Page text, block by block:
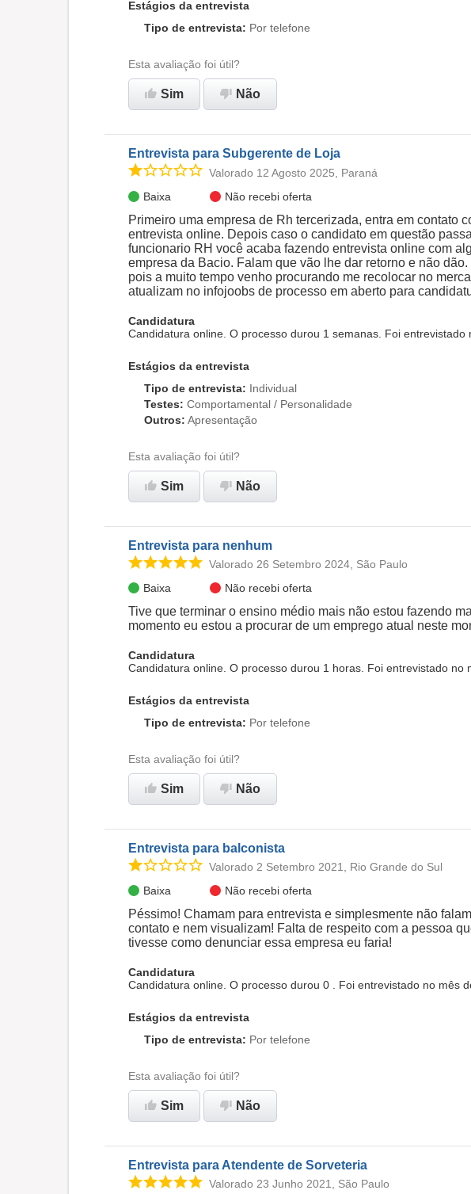
Estágios da entrevista
Tipo de entrevista: Por telefone
Esta avaliação foi útil?
Sim Não
Entrevista para Subgerente de Loja
Valorado 12 Agosto 2025, Paraná
Baixa
Não recebi oferta
Primeiro uma empresa de Rh tercerizada, entra em contato
entrevista online. Depois caso o candidato em questão
funcionario RH você acaba fazendo entrevista online com
empresa da Bacio. Falam que vão lhe dar retorno e não
pois a muito tempo venho procurando me recolocar no
atualizam no infojoobs de processo em aberto para
Candidatura
Candidatura online. O processo durou 1 semanas. Foi entrevistado
Estágios da entrevista
Tipo de entrevista: Individual
Testes: Comportamental / Personalidade
Outros: Apresentação
Esta avaliação foi útil?
Sim Não
Entrevista para nenhum
Valorado 26 Setembro 2024, São Paulo
Baixa
Não recebi oferta
Tive que terminar o ensino médio mais não estou fazendo
momento eu estou a procurar de um emprego atual neste
Candidatura
Candidatura online. O processo durou 1 horas. Foi entrevistado no
Estágios da entrevista
Tipo de entrevista: Por telefone
Esta avaliação foi útil?
Sim Não
Entrevista para balconista
Valorado 2 Setembro 2021, Rio Grande do Sul
Baixa
Não recebi oferta
Péssimo! Chamam para entrevista e simplesmente não
contato e nem visualizam! Falta de respeito com a pessoa
tivesse como denunciar essa empresa eu faria!
Candidatura
Candidatura online. O processo durou 0 . Foi entrevistado no mês
Estágios da entrevista
Tipo de entrevista: Por telefone
Esta avaliação foi útil?
Sim Não
Entrevista para Atendente de Sorveteria
Valorado 23 Junho 2021, São Paulo